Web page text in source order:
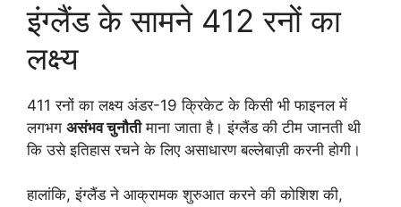
इंग्लैंड के सामने 412 रनों का
लक्ष्य
411 रनों का लक्ष्य अंडर-19 क्रिकेट के किसी भी फाइनल में
लगभग असंभव चुनौतीमाना जाता है। इंग्लैंड की टीम जानती थी
कि उसे इतिहास रचने के लिए असाधारण बल्लेबाज़ी करनी होगी।
हालांकि, इंग्लैंड ने आक्रामक शुरुआत करने की कोशिश की,